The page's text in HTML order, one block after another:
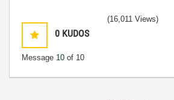
0 KUDOS
Message 10 of 10
(16,011 Views)